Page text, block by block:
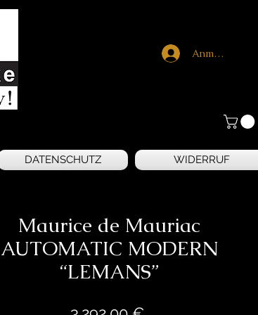
Anmelden
DATENSCHUTZ WIDERRUF
Maurice de Mauriac
AUTOMATIC MODERN
“LEMANS”